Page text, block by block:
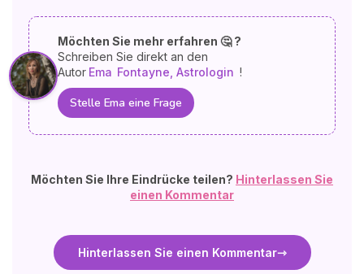
Möchten Sie mehr erfahren 🤔 ?
Schreiben Sie direkt an den
Autor Ema Fontayne, Astrologin !
Stelle Ema eine Frage
Möchten Sie Ihre Eindrücke teilen? Hinterlassen Sie
einen Kommentar
Hinterlassen Sie einen Kommentar